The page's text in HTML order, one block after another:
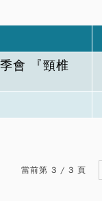
會 『頸椎
當前第 3 / 3 頁